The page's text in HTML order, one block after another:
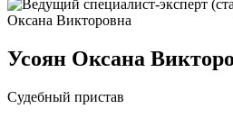
Усоян Оксана
Судебный пристав